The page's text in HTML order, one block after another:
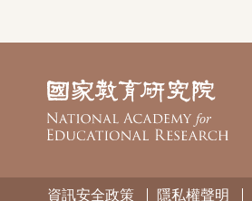
資訊安全政策 隱私權聲明